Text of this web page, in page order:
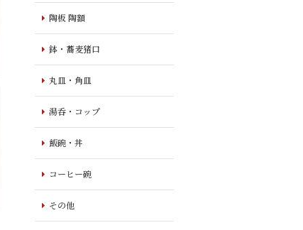
陶板 陶額
鉢・蕎麦猪口
丸皿・角皿
湯呑・コップ
飯碗・丼
コーヒー碗
その他